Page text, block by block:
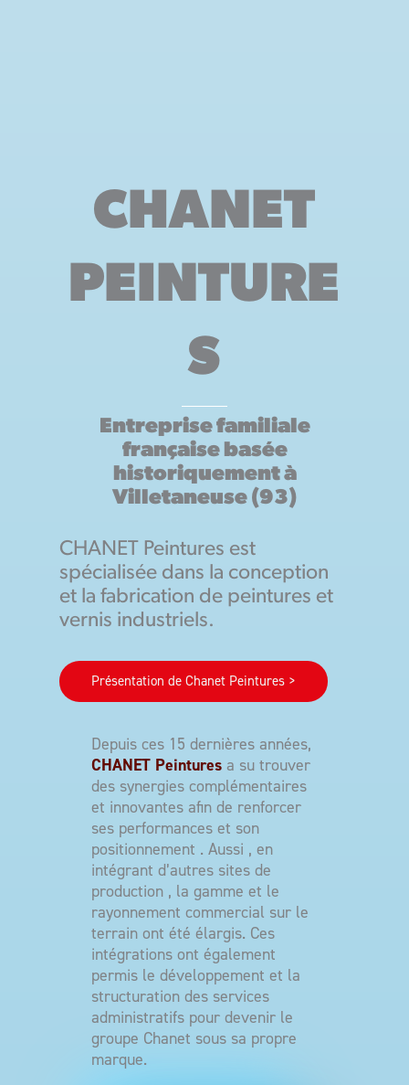
CHANET
PEINTURE
S
Entreprise familiale
française basée
historiquement à
Villetaneuse (93)
CHANET Peintures est
spécialisée dans la conception
et la fabrication de peintures et
vernis industriels.
Présentation de Chanet Peintures >
Depuis ces 15 dernières années,
CHANET Peintures a su trouver
des synergies complémentaires
et innovantes afin de renforcer
ses performances et son
positionnement . Aussi , en
intégrant d’autres sites de
production , la gamme et le
rayonnement commercial sur le
terrain ont été élargis. Ces
intégrations ont également
permis le développement et la
structuration des services
administratifs pour devenir le
groupe Chanet sous sa propre
marque.